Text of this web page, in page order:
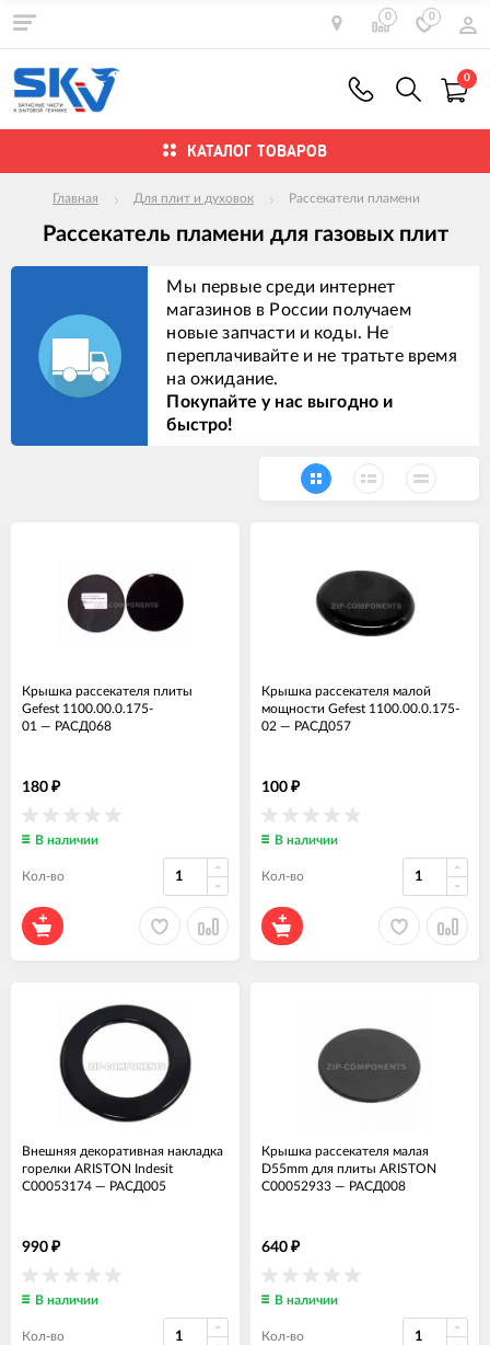
0 0
0
КАТАЛОГ ТОВАРОВ
Главная Для плит и духовок Рассекатели пламени
Рассекатель пламени для газовых плит
Мы первые среди интернет
магазинов в России получаем
новые запчасти и коды. Не
переплачивайте и не тратьте время
на ожидание.
Покупайте у нас выгодно и
быстро!
Крышка рассекателя плиты
Gefest 1100.00.0.175-
01 — РАСД068
180 ₽
В наличии
Кол-во
Крышка рассекателя малой
мощности Gefest 1100.00.0.175-
02 — РАСД057
100 ₽
В наличии
Кол-во
Внешняя декоративная накладка
горелки ARISTON Indesit
C00053174 — РАСД005
990 ₽
В наличии
Кол-во
Крышка рассекателя малая
D55mm для плиты ARISTON
C00052933 — РАСД008
640 ₽
В наличии
Кол-во